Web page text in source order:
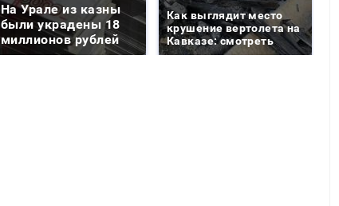
На Урале из казны
были украдены 18
миллионов рублей
Как выглядит место
крушение вертолета на
Кавказе: смотреть